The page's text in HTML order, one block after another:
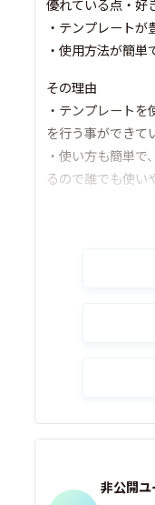
優れている点・好
・テンプレートが
・使用方法が簡単
その理由
・テンプレート
を行う事ができて
・使い方も簡単
るので誰でも使い
非公開ユ